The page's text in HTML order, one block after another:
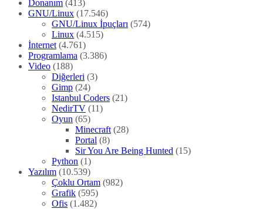
Donanım (413)
GNU/Linux (17.546)
GNU/Linux İpuçları (574)
Linux (4.515)
İnternet (4.761)
Programlama (3.386)
Video (188)
Diğerleri (3)
Gimp (24)
Istanbul Coders (21)
NedirTV (11)
Oyun (65)
Minecraft (28)
Portal (8)
Sir You Are Being Hunted (15)
Python (1)
Yazılım (10.539)
Çoklu Ortam (982)
Grafik (595)
Ofis (1.482)